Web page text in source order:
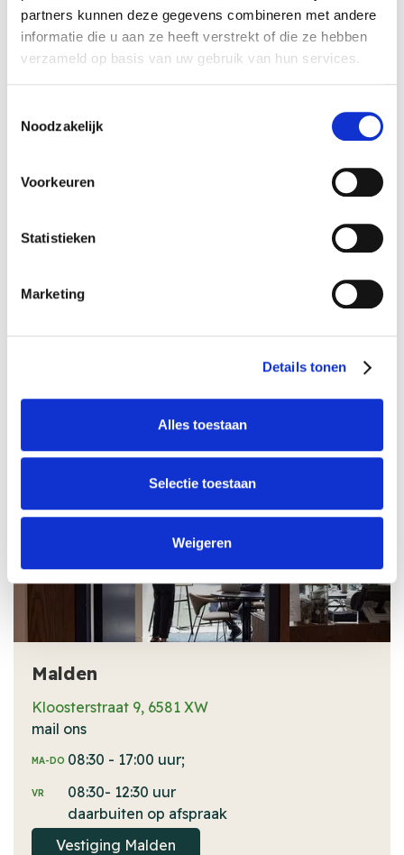
partners kunnen deze gegevens combineren met andere
informatie die u aan ze heeft verstrekt of die ze hebben
verzameld op basis van uw gebruik van hun services.
Noodzakelijk
Voorkeuren
Statistieken
Marketing
Details tonen
Alles toestaan
Selectie toestaan
Weigeren
mail ons
08:30 - 17:00 uur; daarbuiten op afspraak
Horn
13:30 - 17:00 uur;
daarbuiten op afspraak
Vestiging Horn
Malden
Kloosterstraat 9, 6581 XW
mail ons
MA-DO 08:30 - 17:00 uur;
VR
08:30- 12:30 uur
daarbuiten op afspraak
Vestiging Malden